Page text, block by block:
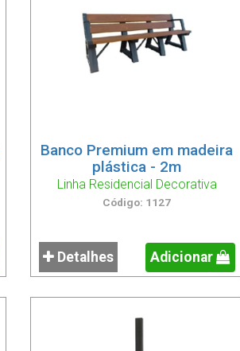
Banco Premium em madeira
plástica - 2m
Linha Residencial Decorativa
Código: 1127
Detalhes Adicionar